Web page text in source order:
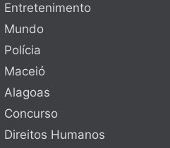
Entretenimento
Mundo
Polícia
Maceió
Alagoas
Concurso
Direitos Humanos